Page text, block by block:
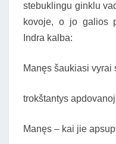
stebuklingu ginklu
kovoje, o jo galios
Indra kalba:
Manęs šaukiasi vyrai
trokštantys
Manęs – kai jie